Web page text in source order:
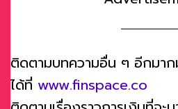
ติดตามบทความอื่น ๆ อีกมาก
ได้ที่ www.finspace.co